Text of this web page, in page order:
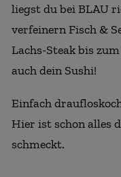
liegst du bei BLAU
verfeinern Fisch &
Lachs-Steak bis
auch dein Sushi!
Einfach
Hier ist schon alles
schmeckt.